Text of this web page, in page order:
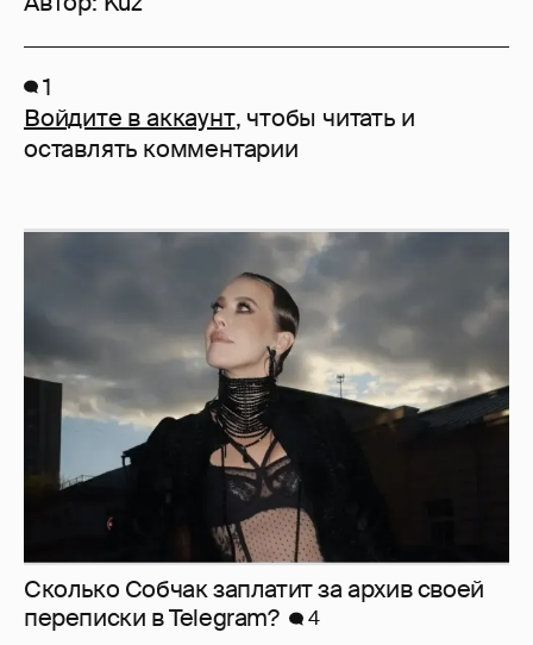
1
Войдите в аккаунт, чтобы читать и
оставлять комментарии
Сколько Собчак заплатит за архив своей
перeписки в Telegram?
4